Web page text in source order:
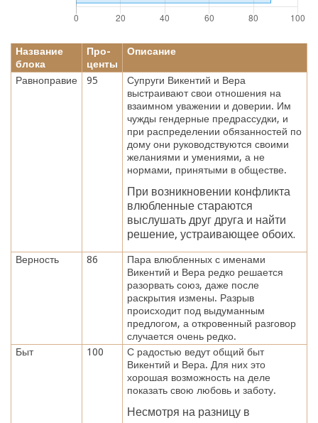
Название
блока
Про-
центы
Описание
Равноправие 95
Супруги Викентий и Вера
выстраивают свои отношения на
взаимном уважении и доверии. Им
чужды гендерные предрассудки, и
при распределении обязанностей по
дому они руководствуются своими
желаниями и умениями, а не
нормами, принятыми в обществе.
При возникновении конфликта
влюбленные стараются
выслушать друг друга и найти
решение, устраивающее обоих.
Верность 86
Пара влюбленных с именами
Викентий и Вера редко решается
разорвать союз, даже после
раскрытия измены. Разрыв
происходит под выдуманным
предлогом, а откровенный разговор
случается очень редко.
Быт
100
С радостью ведут общий быт
Викентий и Вера. Для них это
хорошая возможность на деле
показать свою любовь и заботу.
Несмотря на разницу в